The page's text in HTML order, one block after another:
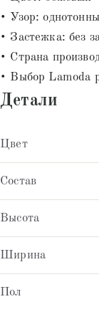
• Узор:
• Застежка: без
• Страна
• Выбор Lamoda
Детали
Цвет
Состав
Высота
Ширина
Пол